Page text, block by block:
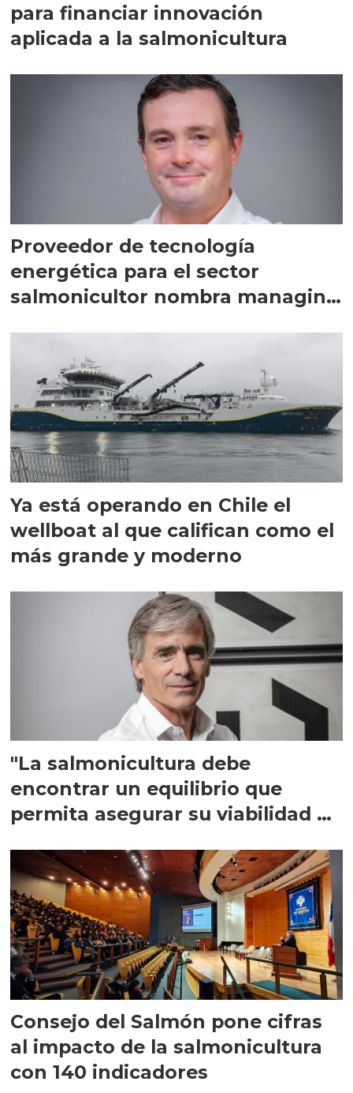
para financiar innovación
aplicada a la salmonicultura
Proveedor de tecnología
energética para el sector
salmonicultor nombra managing
Ya está operando en Chile el
wellboat al que califican como el
más grande y moderno
"La salmonicultura debe
encontrar un equilibrio que
permita asegurar su viabilidad de
Consejo del Salmón pone cifras
al impacto de la salmonicultura
con 140 indicadores